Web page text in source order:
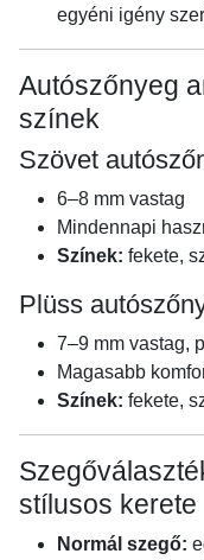
egyéni igény
Autószőnyeg
színek
Szövet
6–8 mm vastag
Mindennapi
Színek: fekete,
Plüss
7–9 mm vastag,
Magasabb
Színek: fekete,
stílusos kerete
Normál szegő: